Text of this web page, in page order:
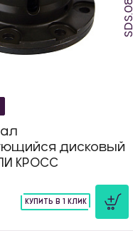
дисковый
КРОСС
КУПИТЬ В 1 КЛИК